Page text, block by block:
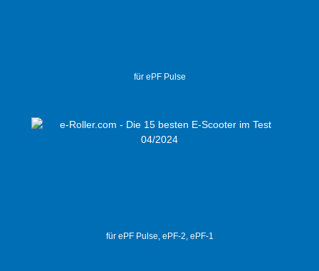
für ePF Pulse
für ePF Pulse, ePF-2, ePF-1